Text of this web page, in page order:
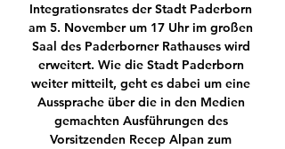
Integrationsrates der Stadt Paderborn
am 5. November um 17 Uhr im großen
Saal des Paderborner Rathauses wird
erweitert. Wie die Stadt Paderborn
weiter mitteilt, geht es dabei um eine
Aussprache über die in den Medien
gemachten Ausführungen des
Vorsitzenden Recep Alpan zum